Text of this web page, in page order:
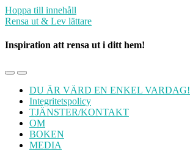
Hoppa till innehåll
Rensa ut & Lev lättare
Inspiration att rensa ut i ditt hem!
Slå
mobilmenyn
Slå
på/av
sökfältet
DU ÄR VÄRD EN ENKEL VARDAG!
Integritetspolicy
TJÄNSTER/KONTAKT
OM
BOKEN
MEDIA